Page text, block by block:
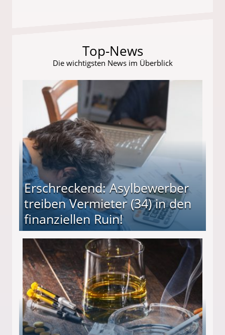
Top-News
Die wichtigsten News im Überblick
Erschreckend: Asylbewerber
treiben Vermieter (34) in den
finanziellen Ruin!
(34) in den finanziellen Ruin!